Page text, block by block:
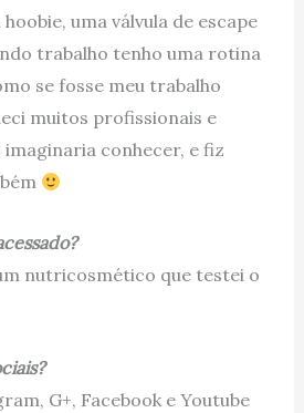
uma válvula de escape
trabalho tenho uma rotina
se fosse meu trabalho
muitos profissionais e
imaginaria conhecer, e fiz
nutricosmético que testei o
G+, Facebook e Youtube